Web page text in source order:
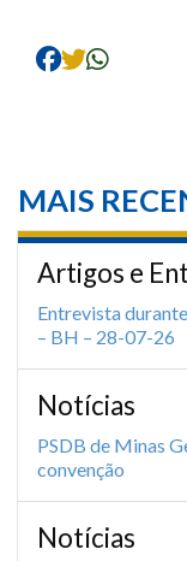
MAIS
Artigos e
Entrevista
– BH – 28-07-26
Notícias
PSDB de Minas
convenção
Notícias